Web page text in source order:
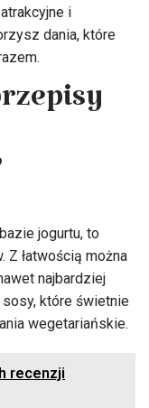
i
dania, które
jogurtu, to
Z łatwością można
najbardziej
sosy, które świetnie
wegetariańskie.
recenzji